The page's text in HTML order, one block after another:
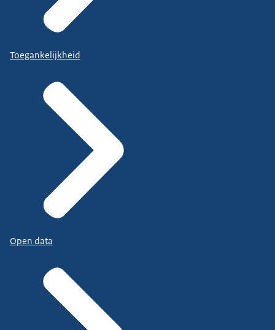
Toegankelijkheid
Open data